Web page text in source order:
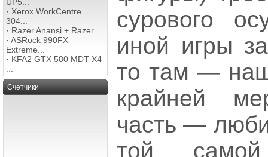
· Xerox WorkCentre
304...
· Razer Anansi + Razer...
· ASRock 990FX
Extreme...
· KFA2 GTX 580 MDT X4
Счетчики
сурового
иной игры
то там —
крайней
часть —
той самой